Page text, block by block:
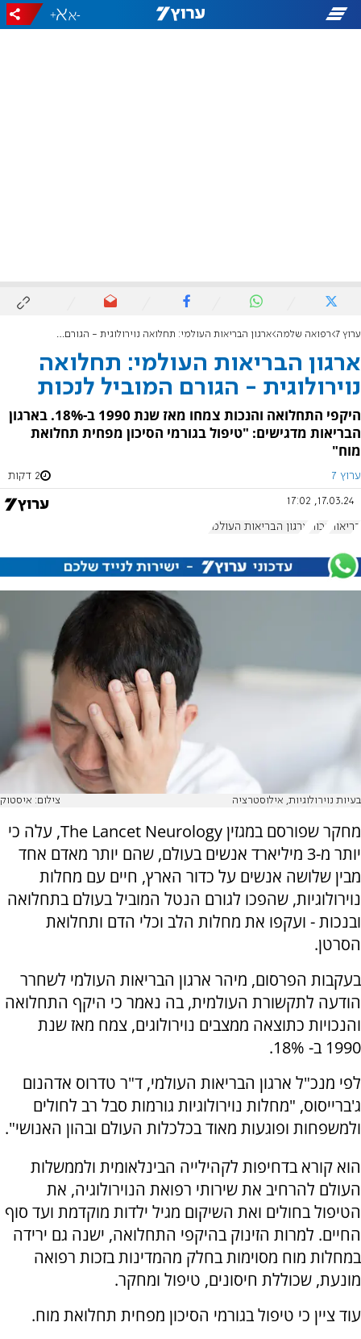
-
+
ערוץ 7 רפואה שלמה ארגון הבריאות העולמי: תחלואה נוירולוגית - הגורם המוביל לנכות
ארגון הבריאות העולמי: תחלואה
נוירולוגית - הגורם המוביל לנכות
היקפי התחלואה והנכות צמחו מאז שנת 1990 ב-18%. בארגון
הבריאות מדגישים: "טיפול בגורמי הסיכון מפחית תחלואת
מוח"
ערוץ 7 2 דקות
17.03.24, 17:02
בריאות נכות ארגון הבריאות העולמי
בעיות נוירולוגיות, אילוסטרציה צילום: איסטוק
מחקר שפורסם במגזין The Lancet Neurology, עלה כי
יותר מ-3 מיליארד אנשים בעולם, שהם יותר מאדם אחד
מבין שלושה אנשים על כדור הארץ, חיים עם מחלות
נוירולוגיות, שהפכו לגורם הנטל המוביל בעולם בתחלואה
ובנכות - ועקפו את מחלות הלב וכלי הדם ותחלואת
הסרטן.
בעקבות הפרסום, מיהר ארגון הבריאות העולמי לשחרר
הודעה לתקשורת העולמית, בה נאמר כי היקף התחלואה
והנכויות כתוצאה ממצבים נוירולוגים, צמח מאז שנת
1990 ב- 18%.
לפי מנכ"ל ארגון הבריאות העולמי, ד"ר טדרוס אדהנום
ג'ברייסוס, "מחלות נוירולוגיות גורמות סבל רב לחולים
ולמשפחות ופוגעות מאוד בכלכלות העולם ובהון האנושי".
הוא קורא בדחיפות לקהילייה הבינלאומית ולממשלות
העולם להרחיב את שירותי רפואת הנוירולוגיה, את
הטיפול בחולים ואת השיקום מגיל ילדות מוקדמת ועד סוף
החיים. למרות הזינוק בהיקפי התחלואה, ישנה גם ירידה
במחלות מוח מסוימות בחלק מהמדינות בזכות רפואה
מונעת, שכוללת חיסונים, טיפול ומחקר.
עוד ציין כי טיפול בגורמי הסיכון מפחית תחלואת מוח.